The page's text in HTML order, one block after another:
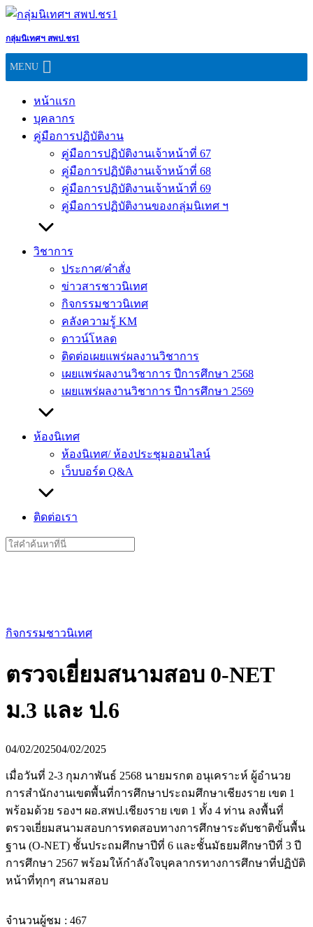
Skip
content
กลุ่มนิเทศฯ สพป.ชร1
MENU
หน้าแรก
บุคลากร
คู่มือการปฏิบัติงาน
คู่มือการปฏิบัติงานเจ้าหน้าที่ 67
คู่มือการปฏิบัติงานเจ้าหน้าที่ 68
คู่มือการปฏิบัติงานเจ้าหน้าที่ 69
คู่มือการปฏิบัติงานของกลุ่มนิเทศ ฯ
วิชาการ
ประกาศ/คำสั่ง
ข่าวสารชาวนิเทศ
กิจกรรมชาวนิเทศ
คลังความรู้ KM
ดาวน์โหลด
ติดต่อเผยแพร่ผลงานวิชาการ
เผยแพร่ผลงานวิชาการ ปีการศึกษา 2568
เผยแพร่ผลงานวิชาการ ปีการศึกษา 2569
ห้องนิเทศ
ห้องนิเทศ/ ห้องประชุมออนไลน์
เว็บบอร์ด Q&A
ติดต่อเรา
Search
for:
กิจกรรมชาวนิเทศ
ตรวจเยี่ยมสนามสอบ 0-NET
ม.3 และ ป.6
04/02/202504/02/2025
เมื่อวันที่ 2-3 กุมภาพันธ์ 2568 นายมรกต อนุเคราะห์ ผู้อำนวย
การสำนักงานเขตพื้นที่การศึกษาประถมศึกษาเชียงราย เขต 1
พร้อมด้วย รองฯ ผอ.สพป.เชียงราย เขต 1 ทั้ง 4 ท่าน ลงพื้นที่
ตรวจเยี่ยมสนามสอบการทดสอบทางการศึกษาระดับชาติขั้นพื้น
ฐาน (O-NET) ชั้นประถมศึกษาปีที่ 6 และชั้นมัธยมศึกษาปีที่ 3 ปี
การศึกษา 2567 พร้อมให้กำลังใจบุคลากรทางการศึกษาที่ปฏิบัติ
หน้าที่ทุกๆ สนามสอบ
จำนวนผู้ชม : 467